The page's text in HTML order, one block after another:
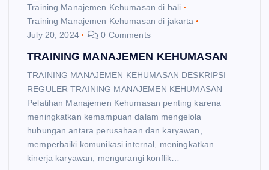
Training Manajemen Kehumasan di bali
Training Manajemen Kehumasan di jakarta
July 20, 2024
0 Comments
TRAINING MANAJEMEN KEHUMASAN
TRAINING MANAJEMEN KEHUMASAN DESKRIPSI
REGULER TRAINING MANAJEMEN KEHUMASAN
Pelatihan Manajemen Kehumasan penting karena
meningkatkan kemampuan dalam mengelola
hubungan antara perusahaan dan karyawan,
memperbaiki komunikasi internal, meningkatkan
kinerja karyawan, mengurangi konflik…